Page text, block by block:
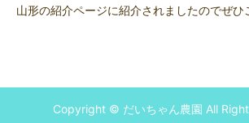
山形の紹介ページに紹介されましたのでぜひ
Copyright © だいちゃん農園 All